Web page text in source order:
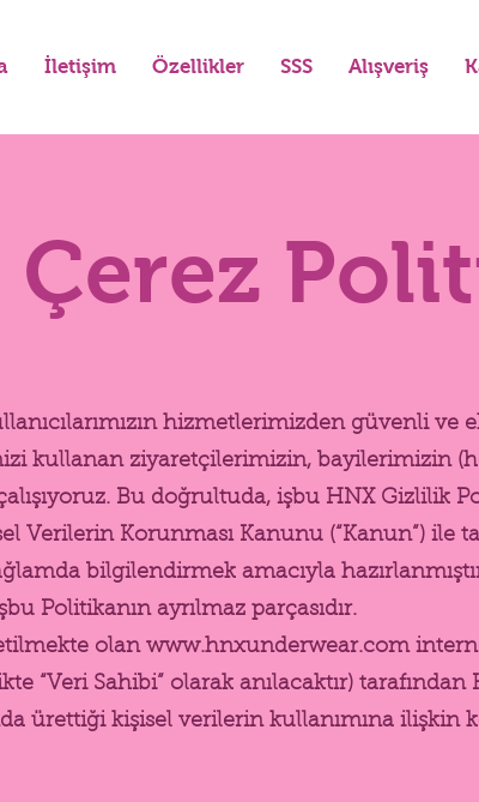
İletişim Özellikler SSS Alışveriş
hizmetlerimizden güvenli ve
kullanan ziyaretçilerimizin, bayilerimizin
Bu doğrultuda, işbu HNX Gizlilik
Verilerin Korunması Kanunu (“Kanun”)
bilgilendirmek amacıyla
Politikanın ayrılmaz parçasıdır.
olan www.hnxunderwear.com
“Veri Sahibi” olarak anılacaktır) tarafından
ürettiği kişisel verilerin kullanımına ilişkin